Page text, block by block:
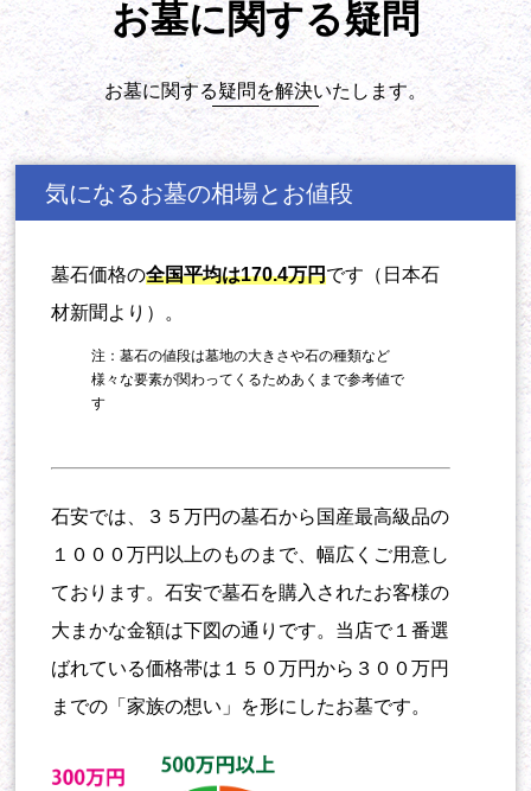
お墓に関する疑問
お墓に関する疑問を解決いたします。
気になるお墓の相場とお値段
墓石価格の全国平均は170.4万円です（日本石
材新聞より）。
注：墓石の値段は墓地の大きさや石の種類など
様々な要素が関わってくるためあくまで参考値で
す
石安では、３５万円の墓石から国産最高級品の
１０００万円以上のものまで、幅広くご用意し
ております。石安で墓石を購入されたお客様の
大まかな金額は下図の通りです。当店で１番選
ばれている価格帯は１５０万円から３００万円
までの「家族の想い」を形にしたお墓です。